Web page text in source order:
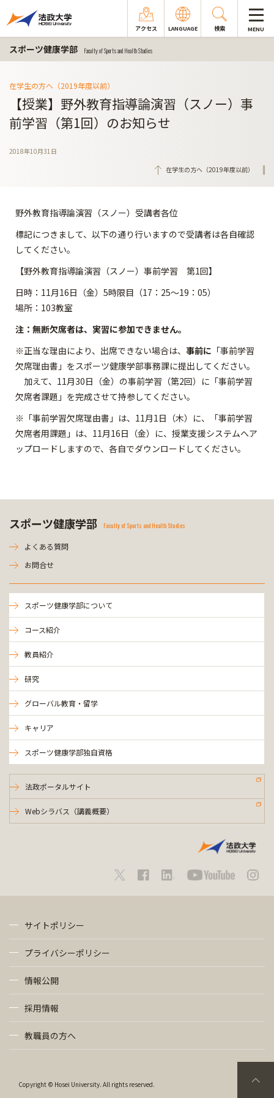
アクセス LANGUAGE 検索 MENU
スポーツ健康学部 Faculty of Sports and Health Studies
在学生の方へ（2019年度以前）
【授業】野外教育指導論演習（スノー）事
前学習（第1回）のお知らせ
2018年10月31日
在学生の方へ（2019年度以前）
野外教育指導論演習（スノー）受講者各位
標記につきまして、以下の通り行いますので受講者は各自確認
してください。
【野外教育指導論演習（スノー）事前学習 第1回】
日時：11月16日（金）5時限目（17：25～19：05）
場所：103教室
注：無断欠席者は、実習に参加できません。
※正当な理由により、出席できない場合は、 事前に 「事前学習
欠席理由書」をスポーツ健康学部事務課に提出してください。
加えて、11月30日（金）の事前学習（第2回）に「事前学習
欠席者課題」を完成させて持参してください。
※「事前学習欠席理由書」は、11月1日（木）に、「事前学習
欠席者用課題」は、11月16日（金）に、授業支援システムへア
ップロードしますので、各自でダウンロードしてください。
スポーツ健康学部 Faculty of Sports and Health Studies
よくある質問
お問合せ
スポーツ健康学部について
コース紹介
教員紹介
研究
グローバル教育・留学
キャリア
スポーツ健康学部独自資格
法政ポータルサイト
Webシラバス（講義概要）
サイトポリシー
プライバシーポリシー
情報公開
採用情報
教職員の方へ
Copyright © Hosei University. All rights reserved.